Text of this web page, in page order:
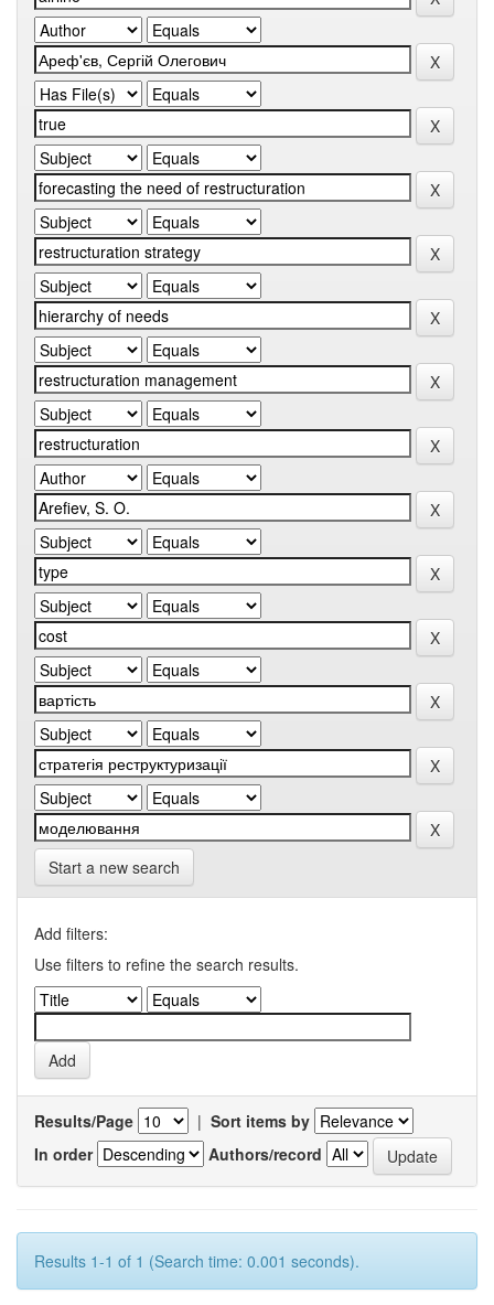
Start a new search
Add filters:
Use filters to refine the search results.
Results/Page | Sort items by
In order
Authors/record
Results 1-1 of 1 (Search time: 0.001 seconds).